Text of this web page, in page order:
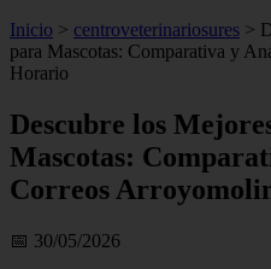
Inicio > centroveterinariosures >
para Mascotas: Comparativa y
Horario
Descubre los
Mascotas:
Correos
📅 30/05/2026